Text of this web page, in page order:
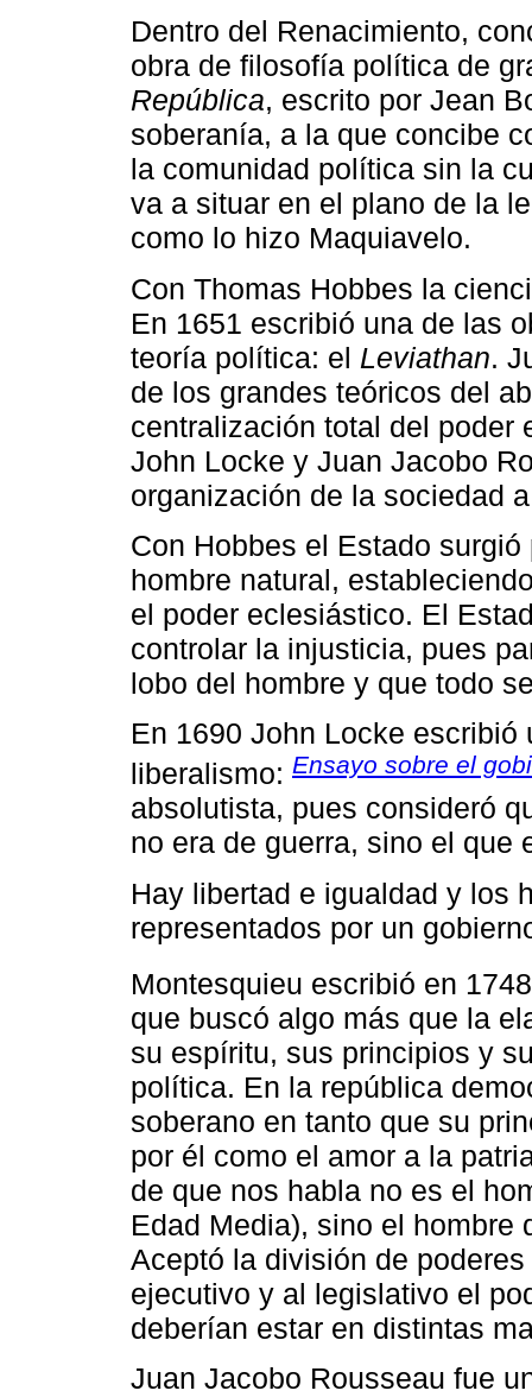
Dentro del Renacimiento,
obra de filosofía política de
República, escrito por Jean
soberanía, a la que concibe
la comunidad política sin la
va a situar en el plano de la
como lo hizo Maquiavelo.
Con Thomas Hobbes la
En 1651 escribió una de las
teoría política: el Leviathan.
de los grandes teóricos del
centralización total del poder
John Locke y Juan Jacobo
organización de la sociedad
Con Hobbes el Estado
hombre natural,
el poder eclesiástico. El
controlar la injusticia, pues
lobo del hombre y que todo
En 1690 John Locke
liberalismo: Ensayo sobre el
absolutista, pues consideró
no era de guerra, sino el que
Hay libertad e igualdad y los
representados por un
Montesquieu escribió en
que buscó algo más que la
su espíritu, sus principios y
política. En la república
soberano en tanto que su
por él como el amor a la
de que nos habla no es el
Edad Media), sino el
Aceptó la división de
ejecutivo y al legislativo el
deberían estar en distintas
Juan Jacobo Rousseau fue